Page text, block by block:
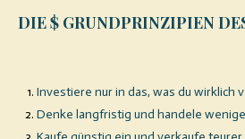
DIE $ GRUNDPRINZIPIEN
Investiere nur in das, was du wirklich
Denke langfristig und handele